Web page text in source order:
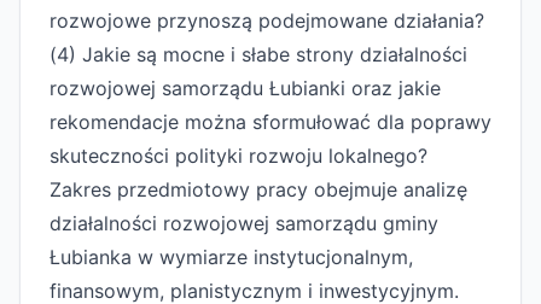
rozwojowe przynoszą podejmowane działania?
(4) Jakie są mocne i słabe strony działalności
rozwojowej samorządu Łubianki oraz jakie
rekomendacje można sformułować dla poprawy
skuteczności polityki rozwoju lokalnego?
Zakres przedmiotowy pracy obejmuje analizę
działalności rozwojowej samorządu gminy
Łubianka w wymiarze instytucjonalnym,
finansowym, planistycznym i inwestycyjnym.